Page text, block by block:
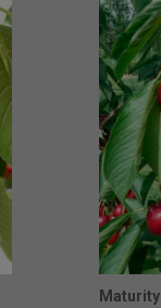
Maturity